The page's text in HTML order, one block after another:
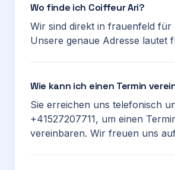
Wo finde ich Coiffeur Ari?
Wir sind direkt in frauenfeld für
Unsere genaue Adresse lautet
Wie kann ich einen Termin
Sie erreichen uns telefonisch
+41527207711, um einen
vereinbaren. Wir freuen uns